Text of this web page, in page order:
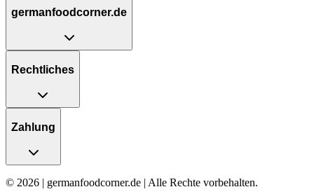
germanfoodcorner.de
Rechtliches
Zahlung
© 2026 | germanfoodcorner.de | Alle Rechte vorbehalten.